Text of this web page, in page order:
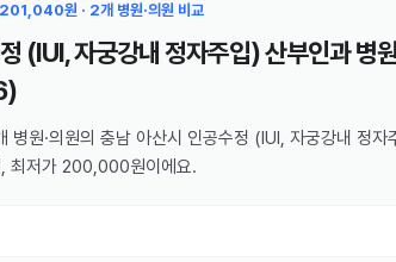
원 · 2개 병원·의원 비교
(IUI, 자궁강내 정자주입) 산부인과 병
)
병원·의원의 충남 아산시 인공수정 (IUI, 자궁강내 정자
최저가 200,000원이에요.